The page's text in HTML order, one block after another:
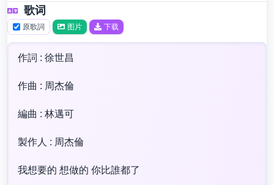
歌词
原歌詞 图片 下载
作詞 : 徐世昌
作曲 : 周杰倫
編曲 : 林邁可
製作人 : 周杰倫
我想要的 想做的 你比誰都了